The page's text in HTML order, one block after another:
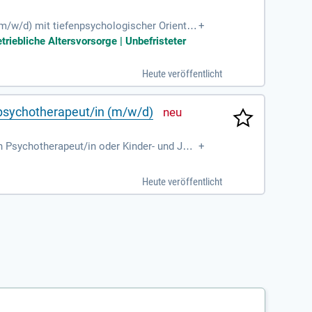
w/d) mit tiefenpsychologischer Orientie
exzellente medizinische Versorg
EMDR und averbale Therapieformen, st
für eine Vielzahl psychischer Erkran
und Dokumentation.
+
Altersvorsorge | Unbefristeter
Heute veröffentlicht
in (m/w/d)
in oder Kinder- und Jug
Einzel- und Gruppentherapien
therapeutischen Interventi
Die PHSA unterstützt zudem Ihre wis
Diagnose, Psychotherapien sow
+
Heute veröffentlicht